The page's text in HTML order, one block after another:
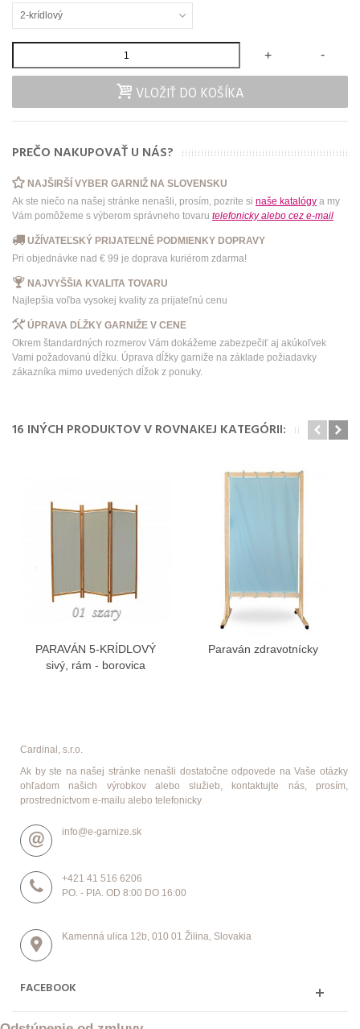
2-krídlový
-
+
VLOŽIŤ DO KOŠÍKA
PREČO NAKUPOVAŤ U NÁS?
NAJŠIRŠÍ VYBER GARNIŽ NA SLOVENSKU
Ak ste niečo na našej stránke nenašli, prosím, pozrite si naše katalógy a my
Vám pomôžeme s výberom správneho tovaru telefonicky alebo cez e-mail
UŽÍVATEĽSKÝ PRIJATEĽNÉ PODMIENKY DOPRAVY
Pri objednávke nad € 99 je doprava kuriérom zdarma!
NAJVYŠŠIA KVALITA TOVARU
Najlepšia voľba vysokej kvality za prijateľnú cenu
ÚPRAVA DĹŽKY GARNIŽE V CENE
Okrem štandardných rozmerov Vám dokážeme zabezpečiť aj akúkoľvek
Vami požadovanú dĺžku. Úprava dĺžky garniže na základe požiadavky
zákazníka mimo uvedených dĺžok z ponuky.
16 INÝCH PRODUKTOV V ROVNAKEJ KATEGÓRII:
PARAVÁN 5-KRÍDLOVÝ
sivý, rám - borovica
Paraván zdravotnícky
Cardinal, s.r.o.
Ak by ste na našej stránke nenašli dostatočne odpovede na Vaše otázky
ohľadom našich výrobkov alebo služieb, kontaktujte nás, prosím,
prostredníctvom e-mailu alebo telefonicky
info@e-garnize.sk
+421 41 516 6206
PO. - PIA. OD 8:00 DO 16:00
Kamenná ulica 12b, 010 01 Žilina, Slovakia
FACEBOOK